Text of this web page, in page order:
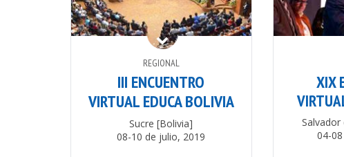
REGIONAL
III ENCUENTRO
VIRTUAL EDUCA BOLIVIA
Sucre [Bolivia]
08-10 de julio, 2019
XIX
Salvador
04-